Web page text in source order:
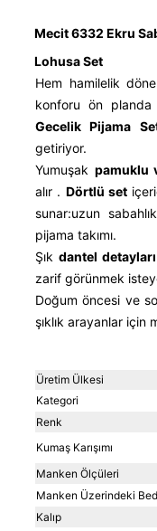
Mecit 6332 Ekru
Lohusa Set
Hem hamilelik
konforu ön
Gecelik Pijama
getiriyor.
Yumuşak pamuklu
alır . Dörtlü set
sunar:uzun
pijama takımı.
Şıkdantel detayları
zarif görünmek
Doğum öncesi ve
şıklık arayanlar için
Üretim Ülkesi
Kategori
Renk
Kumaş Karışımı
Manken Ölçüleri
Manken Üzerindeki
Kalıp